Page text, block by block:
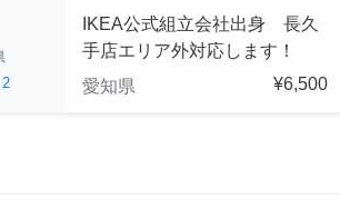
2
IKEA公式組立会社出身 長久
手店エリア外対応します！
愛知県
¥6,500